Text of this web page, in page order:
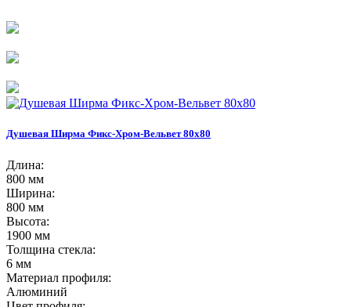
Душевая Ширма Фикс-Хром-Вельвет 80х80
Длина:
800 мм
Ширина:
800 мм
Высота:
1900 мм
Толщина стекла:
6 мм
Материал профиля:
Алюминий